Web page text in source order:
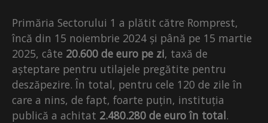
Primăria Sectorului 1 a plătit către Romprest,
încă din 15 noiembrie 2024 și până pe 15 martie
2025, câte 20.600 de euro pe zi, taxă de
așteptare pentru utilajele pregătite pentru
deszăpezire. În total, pentru cele 120 de zile în
care a nins, de fapt, foarte puțin, instituția
publică a achitat 2.480.280 de euro în total.